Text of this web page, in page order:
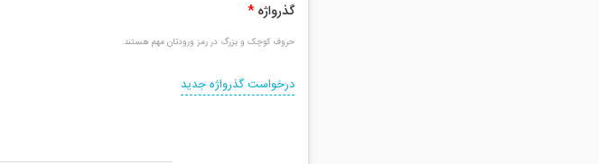
گذرواژه *
حروف کوچک و بزرگ در رمز ورودتان مهم هستند.
درخواست گذرواژه جدید